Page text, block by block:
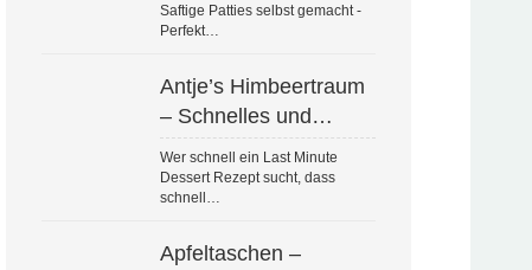
Saftige Patties selbst gemacht -
Perfekt…
Antje’s Himbeertraum
– Schnelles und…
Wer schnell ein Last Minute
Dessert Rezept sucht, dass
schnell…
Apfeltaschen –